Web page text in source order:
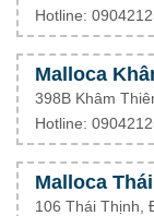
Hotline:
Malloca
398B Khâm
Hotline:
Malloca
106 Thái Thịnh,